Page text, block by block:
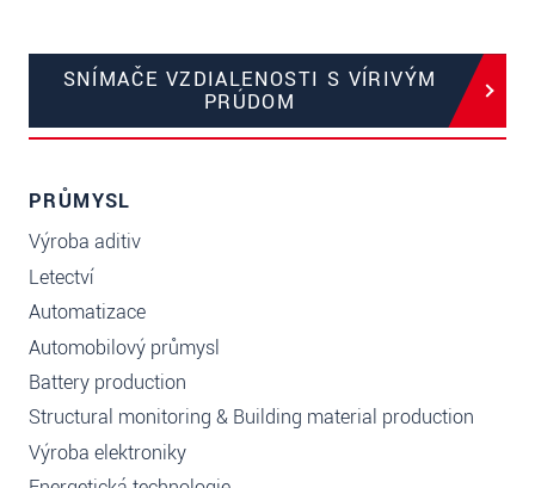
SNÍMAČE VZDIALENOSTI S VÍRIVÝM
PRÚDOM
PRŮMYSL
Výroba aditiv
Letectví
Automatizace
Automobilový průmysl
Battery production
Structural monitoring & Building material production
Výroba elektroniky